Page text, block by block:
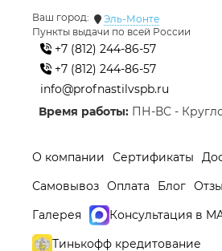
Ваш город:
Эль-Монте
Пункты выдачи по всей России
+7 (812) 244-86-57
+7 (812) 244-86-57
info@profnastilvspb.ru
Время работы: ПН-ВС -
О компании Сертификаты
Самовывоз Оплата Блог
Галерея
Консультация в
Тинькофф кредитование